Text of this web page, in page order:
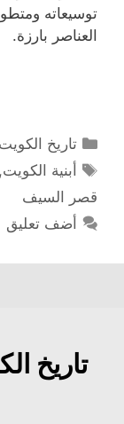
توسيعاته
العناصر بارزة.
التصنيفات
تاريخ الكويت
الوسوم
أبنية الكويت
قصر السيف
أضف تعليق
تاريخ